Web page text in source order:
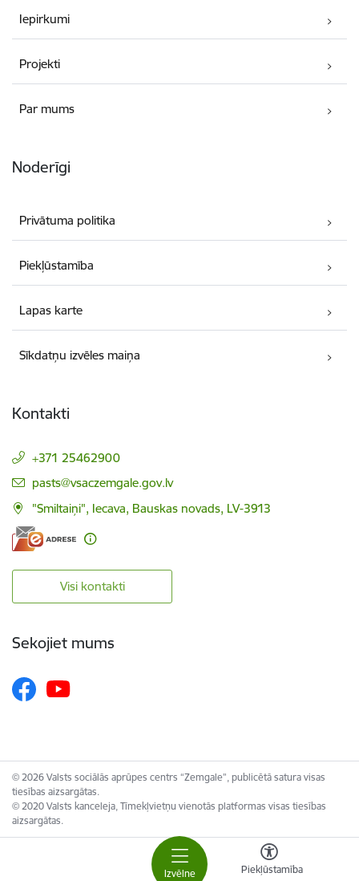
Izvēlne Piekļūstamība
Iepirkumi
Projekti
Par mums
Noderīgi
Privātuma politika
Piekļūstamība
Lapas karte
Sīkdatņu izvēles maiņa
Kontakti
+371 25462900
E-pasts:
pasts@vsaczemgale.gov.lv
"Smiltaiņi", Iecava, Bauskas novads, LV-3913
Visi kontakti
Sekojiet mums
© 2026 Valsts sociālās aprūpes centrs “Zemgale”, publicētā satura visas
tiesības aizsargātas.
© 2020 Valsts kanceleja, Tīmekļvietņu vienotās platformas visas tiesības
aizsargātas.